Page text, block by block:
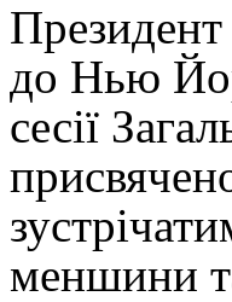
до Нью
сесії
меншини